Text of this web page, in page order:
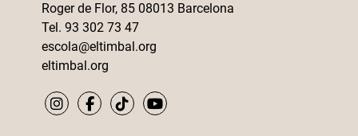
Roger de Flor, 85 08013 Barcelona
Tel. 93 302 73 47
escola@eltimbal.org
eltimbal.org